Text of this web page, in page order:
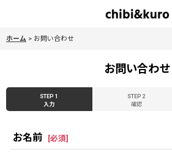
ホーム > お問い合わせ
お問い合わせ
STEP 1
入力
STEP 2
確認
お名前 [必須]